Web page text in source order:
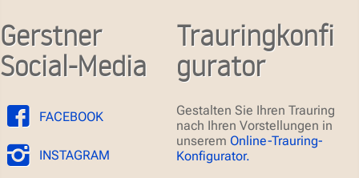
Gerstner
Social-Media
FACEBOOK
INSTAGRAM
Trauringkonfi
gurator
Gestalten Sie Ihren Trauring
nach Ihren Vorstellungen in
unserem Online-Trauring-
Konfigurator.